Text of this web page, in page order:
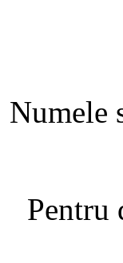
Numele
Pentru